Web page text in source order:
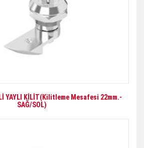
YAYLI KİLİT(Kilitleme Mesafesi 22mm.-
SAĞ/SOL)